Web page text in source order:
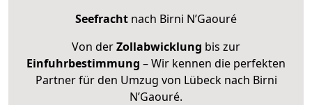
Seefracht nach Birni N’Gaouré
Von derZollabwicklung bis zur
Einfuhrbestimmung – Wir kennen die perfekten
Partner für den Umzug von Lübeck nach Birni
N’Gaouré.